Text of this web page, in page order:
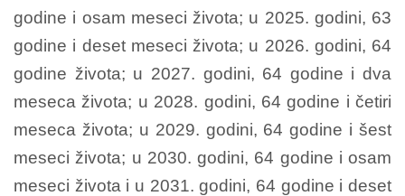
godine i osam meseci života; u 2025. godini, 63
godine i deset meseci života; u 2026. godini, 64
godine života; u 2027. godini, 64 godine i dva
meseca života; u 2028. godini, 64 godine i četiri
meseca života; u 2029. godini, 64 godine i šest
meseci života; u 2030. godini, 64 godine i osam
meseci života i u 2031. godini, 64 godine i deset